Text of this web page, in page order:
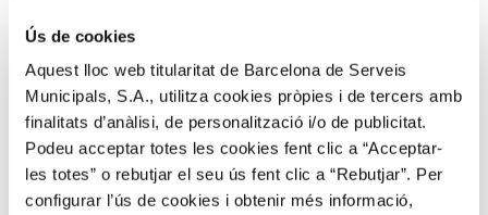
Ús de cookies
Aquest lloc web titularitat de Barcelona de Serveis
Municipals, S.A., utilitza cookies pròpies i de tercers amb
finalitats d’anàlisi, de personalització i/o de publicitat.
Podeu acceptar totes les cookies fent clic a “Acceptar-
les totes” o rebutjar el seu ús fent clic a “Rebutjar”. Per
configurar l’ús de cookies i obtenir més informació,
Cal enviar e-mail a l'empresa amb fotografia
del dors de la targeta Bicing on es vegi el
número d'abonat, per rebre el codi
promocional.